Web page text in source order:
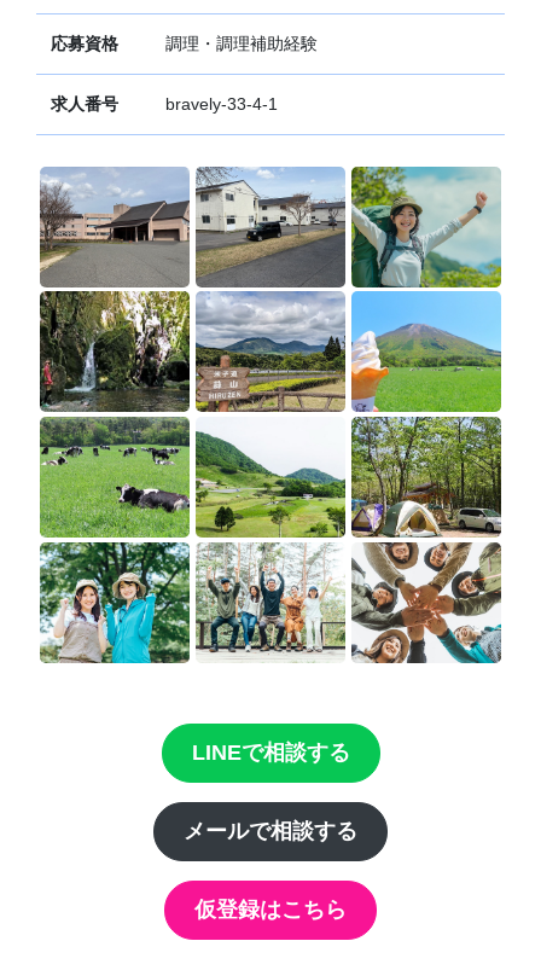
応募資格 調理・調理補助経験
求人番号 bravely-33-4-1
LINEで相談する
メールで相談する
仮登録はこちら